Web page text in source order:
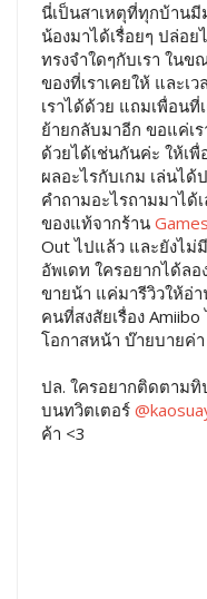
นี่เป็นสาเหตุที่ทุกบ้านมี
น้องมาได้เรื่อยๆ ปล่อ
ทรงจำใดๆกับเรา ในข
ของที่เราเคยให้ และเ
เราได้ด้วย แถมเพื่อนที่
ย้ายกลับมาอีก ขอแค่เ
ด้วยได้เช่นกันค่ะ ให้เพื่
ผลอะไรกับเกม เล่นไ
คำถามอะไรถามมาได้
ของแท้จากร้าน
Out ไปแล้ว และยังไม่
อัพเดท ใครอยากได้ล
ขายน้า แค่มารีวิวให้อ่
คนที่สงสัยเรื่อง
โอกาสหน้า บ๊ายบายค่า
ปล. ใครอยากติดตามทิ
บนทวิตเตอร์
ค้า <3